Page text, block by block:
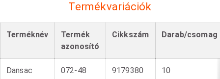
Termékvariációk
Terméknév
Termék
azonosító
Cikkszám Darab/csomag
Dansac
072-48 9179380 10